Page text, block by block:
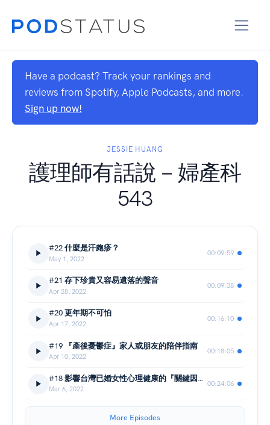
Have a podcast? Track your rankings and
reviews from Spotify, Apple Podcasts, and more.
Sign up now!
JESSIE HUANG
護理師有話說－婦產科
543
#22 什麼是汗皰疹？
May 1, 2022
00:09:59
#21 存下珍貴又容易遺落的聲音
Apr 28, 2022
00:09:38
#20 更年期不可怕
Apr 17, 2022
00:16:10
#19 『產後憂鬱症』家人或朋友的陪伴指南
Apr 10, 2022
00:18:05
#18 影響台灣已婚女性心理健康的『關鍵因素』
Mar 6, 2022
00:24:06
More Episodes